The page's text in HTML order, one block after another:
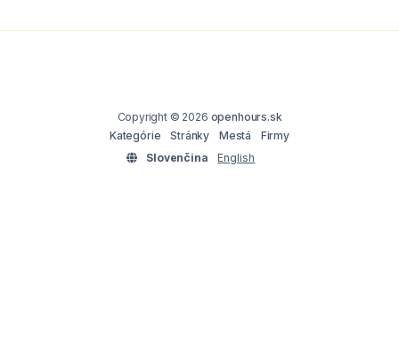
Copyright © 2026 openhours.sk
Kategórie
Stránky Mestá
Firmy
Slovenčina
English